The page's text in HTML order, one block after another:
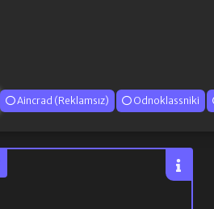
Aincrad (Reklamsız) Odnoklassniki